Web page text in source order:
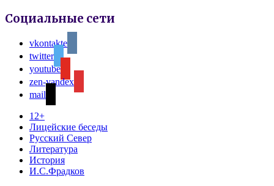
Социальные сети
vkontakte
twitter
youtube
zen-yandex
mail
12+
Лицейские беседы
Русский Север
Литература
История
И.С.Фрадков